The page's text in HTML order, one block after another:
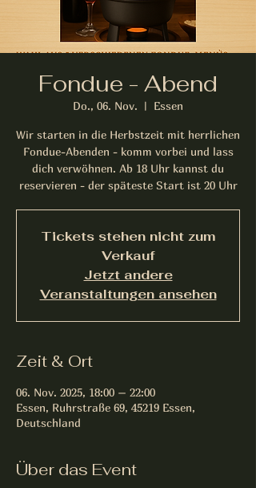
Fondue - Abend
Do., 06. Nov.
  |
Essen
Wir starten in die Herbstzeit mit herrlichen
Fondue-Abenden - komm vorbei und lass
dich verwöhnen. Ab 18 Uhr kannst du
reservieren - der späteste Start ist 20 Uhr
Tickets stehen nicht zum
Verkauf
Jetzt andere
Veranstaltungen ansehen
Zeit & Ort
06. Nov. 2025, 18:00 – 22:00
Essen, Ruhrstraße 69, 45219 Essen,
Deutschland
Über das Event